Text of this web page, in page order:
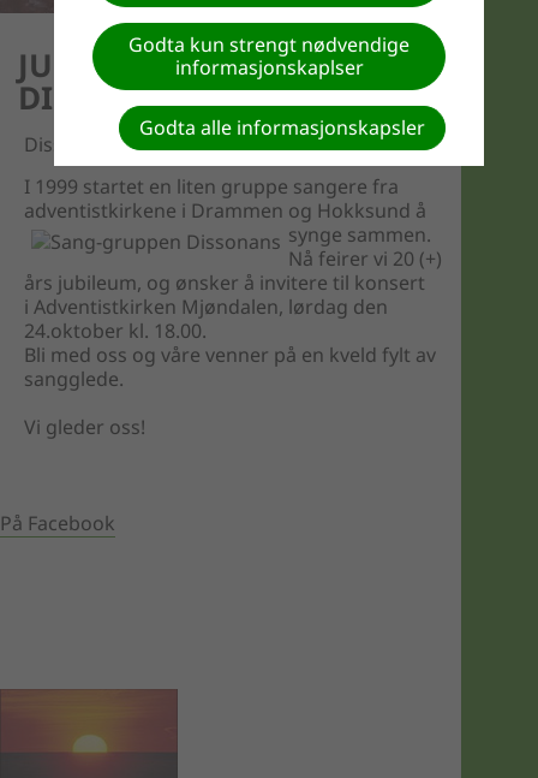
JUBILEUMSKONSERT MED
DISSONANS
Dissonans inviterer til jubileumskonsert
I 1999 startet en liten gruppe sangere fra
adventistkirkene i Drammen og Hokksund å
synge sammen.
Nå feirer vi 20 (+)
års jubileum, og ønsker å invitere til konsert
i Adventistkirken Mjøndalen, lørdag den
24.oktober kl. 18.00.
Bli med oss og våre venner på en kveld fylt av
sangglede.
Vi gleder oss!
På Facebook
Godta kun strengt nødvendige
informasjonskaplser
Godta alle informasjonskapsler